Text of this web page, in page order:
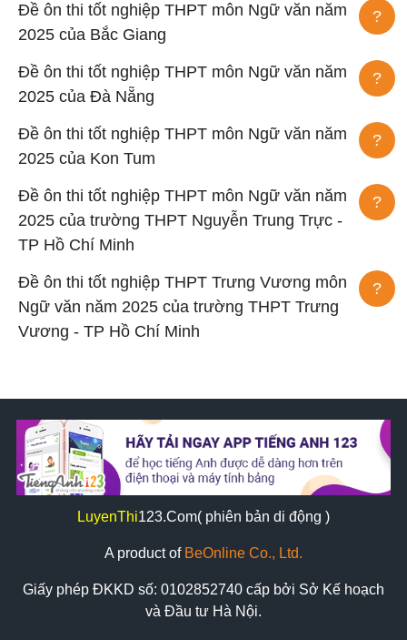
Đề ôn thi tốt nghiệp THPT môn Ngữ văn năm
2025 của Bắc Giang
?
Đề ôn thi tốt nghiệp THPT môn Ngữ văn năm
2025 của Đà Nẵng
?
Đề ôn thi tốt nghiệp THPT môn Ngữ văn năm
2025 của Kon Tum
?
Đề ôn thi tốt nghiệp THPT môn Ngữ văn năm
2025 của trường THPT Nguyễn Trung Trực -
TP Hồ Chí Minh
?
Đề ôn thi tốt nghiệp THPT Trưng Vương môn
Ngữ văn năm 2025 của trường THPT Trưng
Vương - TP Hồ Chí Minh
?
LuyenThi123.Com( phiên bản di động )
A product of BeOnline Co., Ltd.
Giấy phép ĐKKD số: 0102852740 cấp bởi Sở Kế hoạch
và Đầu tư Hà Nội.